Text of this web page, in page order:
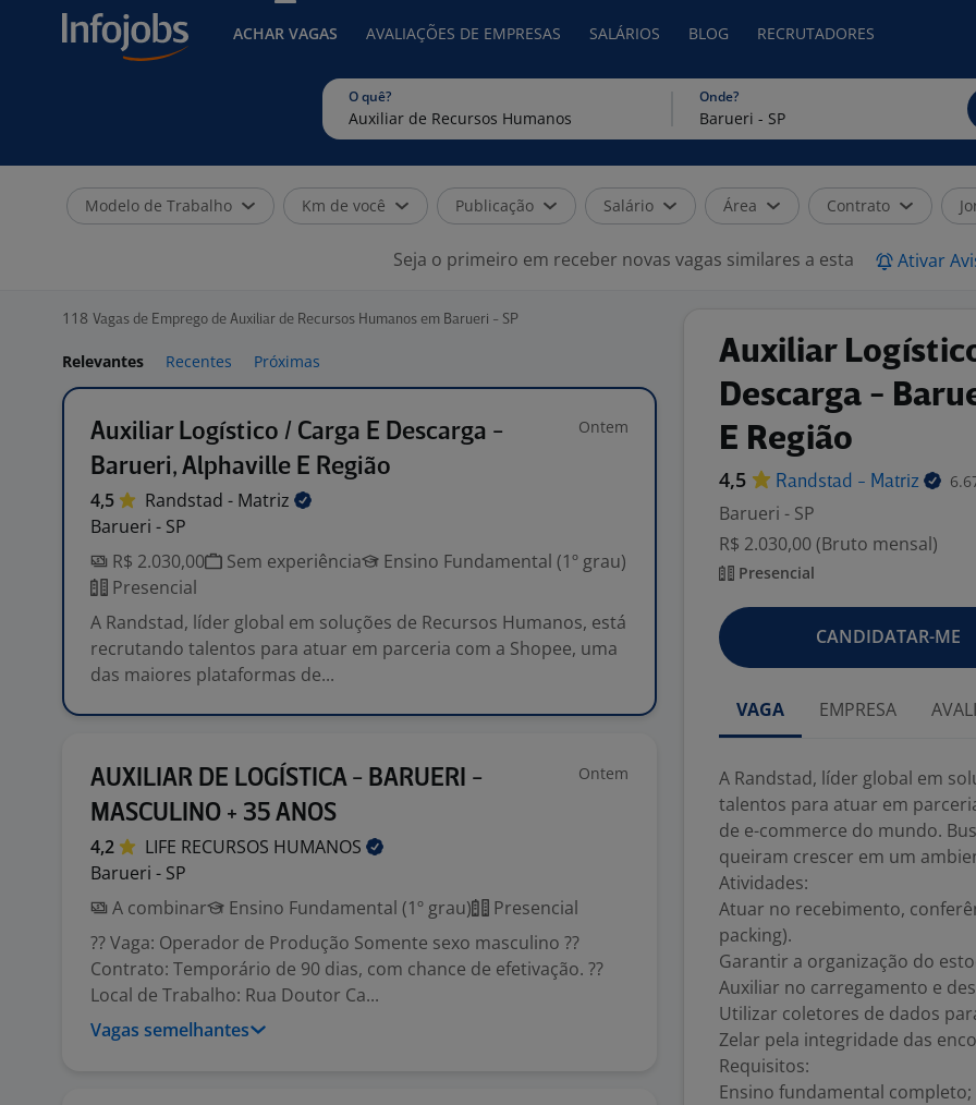
ACHAR VAGAS AVALIAÇÕES DE EMPRESAS SALÁRIOS BLOG RECRUTADORES
O quê? Onde?
Modelo de Trabalho Km de você Publicação Salário Área Contrato
Seja o primeiro em receber novas vagas similares a esta Ativar
118 Vagas de Emprego de Auxiliar de Recursos Humanos em Barueri - SP
Relevantes Recentes Próximas
Auxiliar Logístico / Carga E Descarga -
Barueri, Alphaville E Região
Ontem
4,5 Randstad - Matriz
Barueri - SP
R$ 2.030,00
Sem experiência
Ensino Fundamental (1º grau)
Presencial
A Randstad, líder global em soluções de Recursos Humanos, está
recrutando talentos para atuar em parceria com a Shopee, uma
das maiores plataformas de...
AUXILIAR DE LOGÍSTICA - BARUERI -
MASCULINO + 35 ANOS
Ontem
4,2 LIFE RECURSOS HUMANOS
Barueri - SP
A combinar
Ensino Fundamental (1º grau)
Presencial
?? Vaga: Operador de Produção Somente sexo masculino ??
Contrato: Temporário de 90 dias, com chance de efetivação. ??
Local de Trabalho: Rua Doutor Ca...
Vagas semelhantes
Auxiliar
Descarga -
E Região
4,5 Randstad - Matriz
Barueri - SP
R$ 2.030,00 (Bruto mensal)
Presencial
CANDIDATAR-ME
VAGA EMPRESA
A Randstad, líder global em
talentos para atuar em
de e-commerce do mundo.
queiram crescer em um
Atividades:
Atuar no recebimento,
packing).
Garantir a organização do
Auxiliar no carregamento e
Utilizar coletores de dados
Zelar pela integridade das
Requisitos:
Ensino fundamental completo;